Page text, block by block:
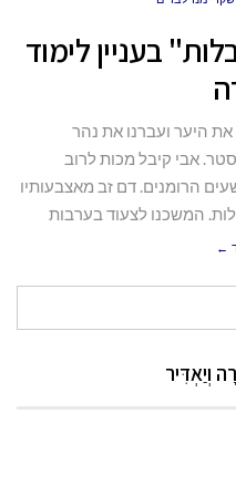
בעניין לימוד
את היער ועברנו את נהר
אבי קיבל מכות לרוב
הרומנים. דם זב מאצבעותיו
המשכנו לצעוד בערבות
←
וְיַאְדִּיר